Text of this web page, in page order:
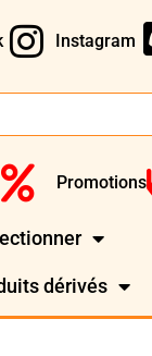
Instagram
Promotions
dérivés